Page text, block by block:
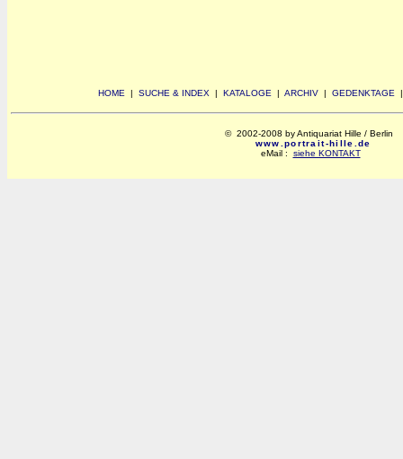
HOME | SUCHE & INDEX | KATALOGE | ARCHIV | GEDENKTAGE
© 2002-2008 by Antiquariat Hille / Berlin
www.portrait-hille.de
eMail : siehe KONTAKT